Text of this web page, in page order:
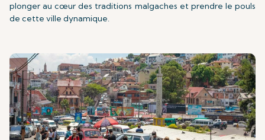
plonger au cœur des traditions malgaches et prendre le pouls
de cette ville dynamique.